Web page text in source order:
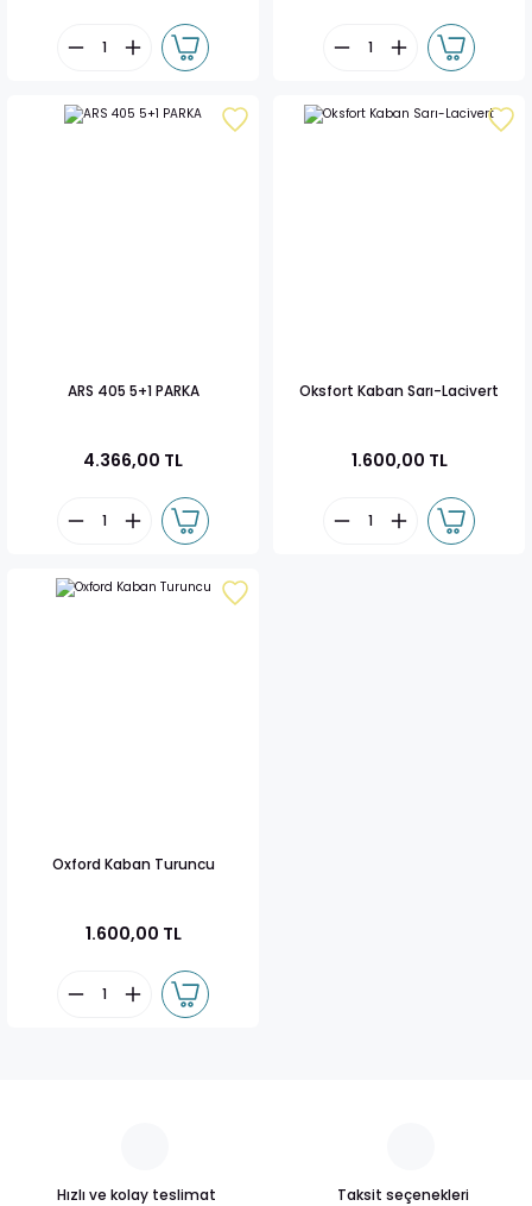
ARS 405 5+1 PARKA
4.366,00 TL
Oksfort Kaban Sarı-Lacivert
1.600,00 TL
Oxford Kaban Turuncu
1.600,00 TL
Hızlı ve kolay teslimat
Taksit seçenekleri